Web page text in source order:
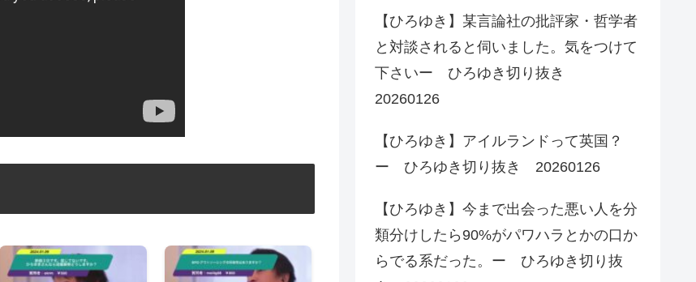
【ひろゆき】某言論社の批評家・哲学者
と対談されると伺いました。気をつけて
下さいー ひろゆき切り抜き
20260126
【ひろゆき】アイルランドって英国？
ー ひろゆき切り抜き 20260126
【ひろゆき】今まで出会った悪い人を分
類分けしたら90%がパワハラとかの口か
らでる系だった。ー ひろゆき切り抜